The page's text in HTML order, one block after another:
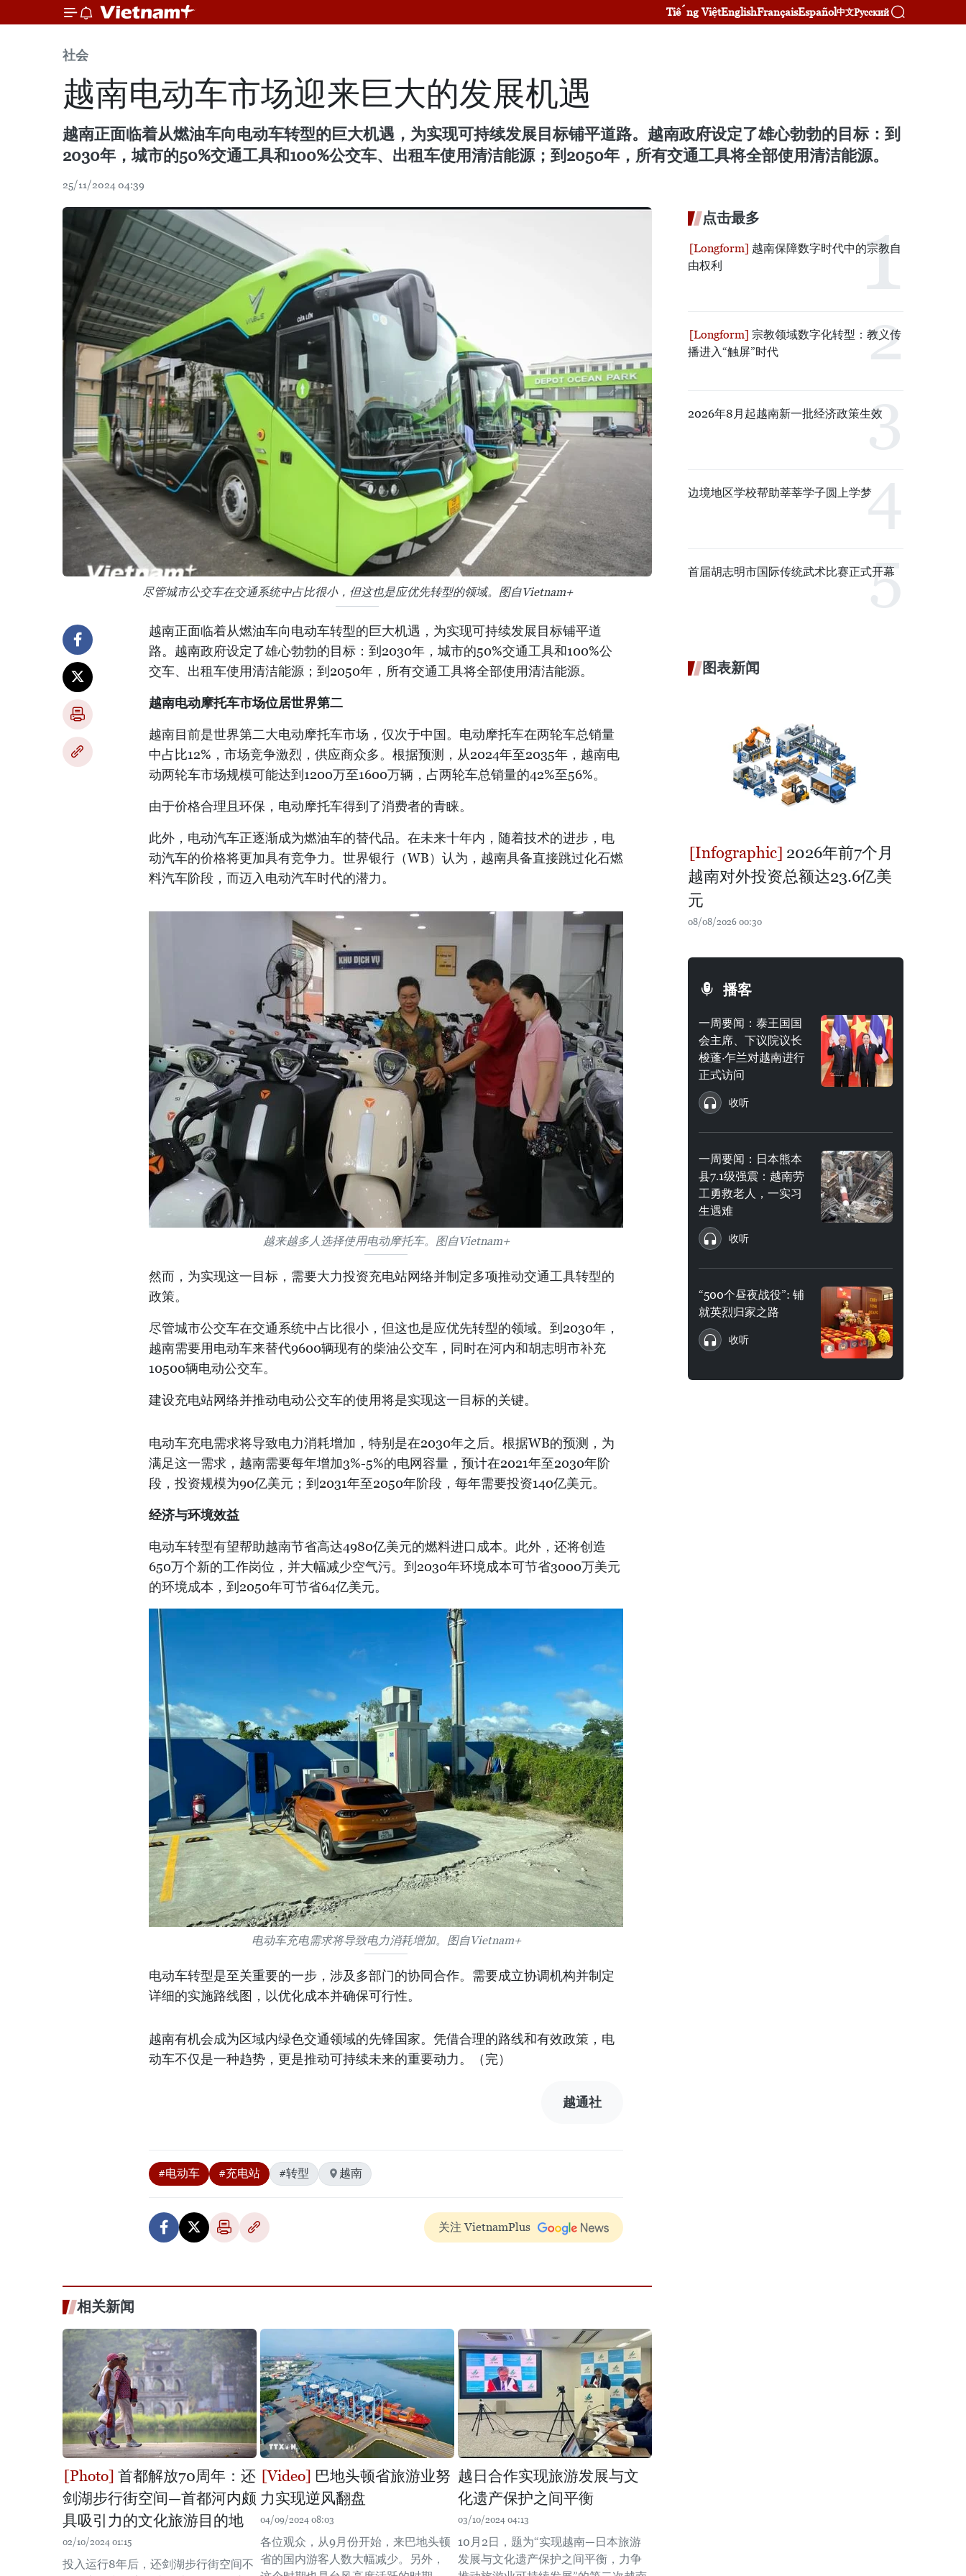
Tiếng ViệtEnglishFrançaisEspañol中文Русский
社会
越南电动车市场迎来巨大的发展机遇
越南正面临着从燃油车向电动车转型的巨大机遇，为实现可持续发展目标铺平道路。越南政府设定了雄心勃勃的目标：到
2030年，城市的50%交通工具和100%公交车、出租车使用清洁能源；到2050年，所有交通工具将全部使用清洁能源。
25/11/2024 04:39
尽管城市公交车在交通系统中占比很小，但这也是应优先转型的领域。图自Vietnam+
越南正面临着从燃油车向电动车转型的巨大机遇，为实现可持续发展目标铺平道
路。越南政府设定了雄心勃勃的目标：到2030年，城市的50%交通工具和100%公
交车、出租车使用清洁能源；到2050年，所有交通工具将全部使用清洁能源。
越南电动摩托车市场位居世界第二
越南目前是世界第二大电动摩托车市场，仅次于中国。电动摩托车在两轮车总销量
中占比12%，市场竞争激烈，供应商众多。根据预测，从2024年至2035年，越南电
动两轮车市场规模可能达到1200万至1600万辆，占两轮车总销量的42%至56%。
由于价格合理且环保，电动摩托车得到了消费者的青睐。
此外，电动汽车正逐渐成为燃油车的替代品。在未来十年内，随着技术的进步，电
动汽车的价格将更加具有竞争力。世界银行（WB）认为，越南具备直接跳过化石燃
料汽车阶段，而迈入电动汽车时代的潜力。
越来越多人选择使用电动摩托车。图自Vietnam+
然而，为实现这一目标，需要大力投资充电站网络并制定多项推动交通工具转型的
政策。
尽管城市公交车在交通系统中占比很小，但这也是应优先转型的领域。到2030年，
越南需要用电动车来替代9600辆现有的柴油公交车，同时在河内和胡志明市补充
10500辆电动公交车。
建设充电站网络并推动电动公交车的使用将是实现这一目标的关键。
电动车充电需求将导致电力消耗增加，特别是在2030年之后。根据WB的预测，为
满足这一需求，越南需要每年增加3%-5%的电网容量，预计在2021年至2030年阶
段，投资规模为90亿美元；到2031年至2050年阶段，每年需要投资140亿美元。
经济与环境效益
电动车转型有望帮助越南节省高达4980亿美元的燃料进口成本。此外，还将创造
650万个新的工作岗位，并大幅减少空气污。到2030年环境成本可节省3000万美元
的环境成本，到2050年可节省64亿美元。
电动车充电需求将导致电力消耗增加。图自Vietnam+
电动车转型是至关重要的一步，涉及多部门的协同合作。需要成立协调机构并制定
详细的实施路线图，以优化成本并确保可行性。
越南有机会成为区域内绿色交通领域的先锋国家。凭借合理的路线和有效政策，电
动车不仅是一种趋势，更是推动可持续未来的重要动力。（完）
越通社
#电动车 #充电站 #转型 越南
关注 VietnamPlus
相关新闻
首都解放70周年：还
剑湖步行街空间—首都河内颇
具吸引力的文化旅游目的地
02/10/2024 01:15
投入运行8年后，还剑湖步行街空间不
巴地头顿省旅游业努
力实现逆风翻盘
04/09/2024 08:03
各位观众，从9月份开始，来巴地头顿
省的国内游客人数大幅减少。另外，
越日合作实现旅游发展与文
化遗产保护之间平衡
03/10/2024 04:13
10月2日，题为“实现越南—日本旅游
发展与文化遗产保护之间平衡，力争
点击最多
越南保障数字时代中的宗教自
由权利
宗教领域数字化转型：教义传
播进入“触屏”时代
2026年8月起越南新一批经济政策生效
边境地区学校帮助莘莘学子圆上学梦
首届胡志明市国际传统武术比赛正式开幕
图表新闻
2026年前7个月
越南对外投资总额达23.6亿美
元
08/08/2026 00:30
播客
一周要闻：泰王国国
会主席、下议院议长
梭蓬·乍兰对越南进行
正式访问
收听
一周要闻：日本熊本
县7.1级强震：越南劳
工勇救老人，一实习
生遇难
收听
“500个昼夜战役”: 铺
就英烈归家之路
收听